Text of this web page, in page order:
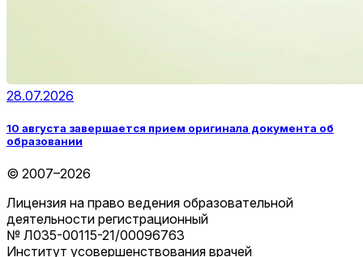
28.07.2026
10 августа завершается прием оригинала документа об
образовании
© 2007–2026
Лицензия на право ведения образовательной
деятельности регистрационный
№ Л035-00115-21/00096763
Институт усовершенствования врачей